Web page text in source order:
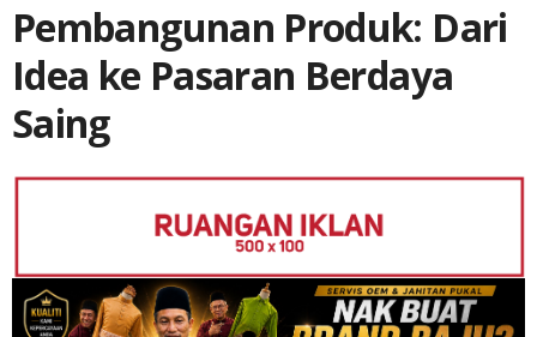
Pembangunan Produk: Dari
Idea ke Pasaran Berdaya
Saing